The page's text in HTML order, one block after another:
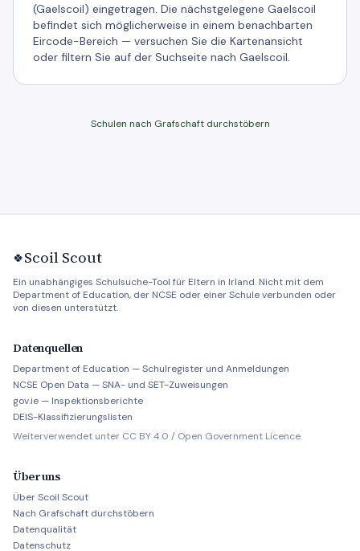
(Gaelscoil) eingetragen. Die nächstgelegene Gaelscoil
befindet sich möglicherweise in einem benachbarten
Eircode-Bereich — versuchen Sie die Kartenansicht
oder filtern Sie auf der Suchseite nach Gaelscoil.
Schulen nach Grafschaft durchstöbern
🍀Scoil Scout
Ein unabhängiges Schulsuche-Tool für Eltern in Irland. Nicht mit dem
Department of Education, der NCSE oder einer Schule verbunden oder
von diesen unterstützt.
Datenquellen
Department of Education — Schulregister und Anmeldungen
NCSE Open Data — SNA- und SET-Zuweisungen
gov.ie — Inspektionsberichte
DEIS-Klassifizierungslisten
Weiterverwendet unter CC BY 4.0 / Open Government Licence.
Über uns
Über Scoil Scout
Nach Grafschaft durchstöbern
Datenqualität
Datenschutz